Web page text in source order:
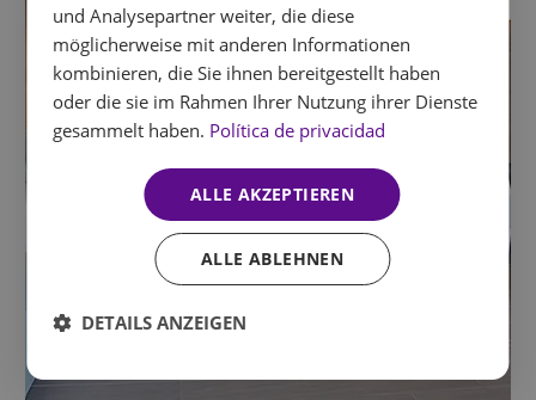
und Analysepartner weiter, die diese
möglicherweise mit anderen Informationen
kombinieren, die Sie ihnen bereitgestellt haben
oder die sie im Rahmen Ihrer Nutzung ihrer Dienste
gesammelt haben. Política de privacidad
ALLE AKZEPTIEREN
ALLE ABLEHNEN
DETAILS ANZEIGEN